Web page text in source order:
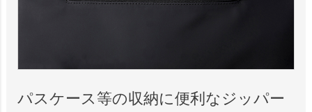
パスケース等の収納に便利なジッパー